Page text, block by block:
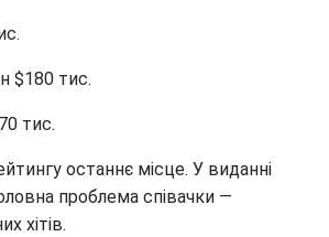
$180 тис.
тис.
останнє місце. У виданні
проблема співачки —
хітів.